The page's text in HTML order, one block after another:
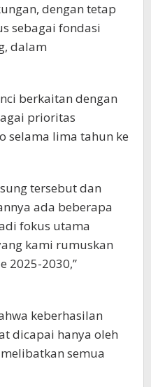
dengan tetap
sebagai fondasi
dalam
berkaitan dengan
prioritas
selama lima tahun ke
tersebut dan
ada beberapa
fokus utama
kami rumuskan
2025-2030,”
keberhasilan
dicapai hanya oleh
semua